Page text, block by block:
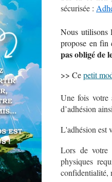
sécurisée :
Nous utilisons
propose en fin
pas obligé de
>> Cepetit
Une fois votre
d’adhésion
L'adhésion est
Lors de votre
physiques
confidentialité,